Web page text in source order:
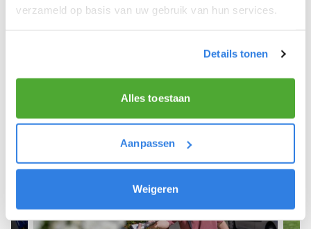
verzameld op basis van uw gebruik van hun services.
Details tonen
Alles toestaan
Aanpassen
Weigeren
Sign up as a newspaper deliverer!